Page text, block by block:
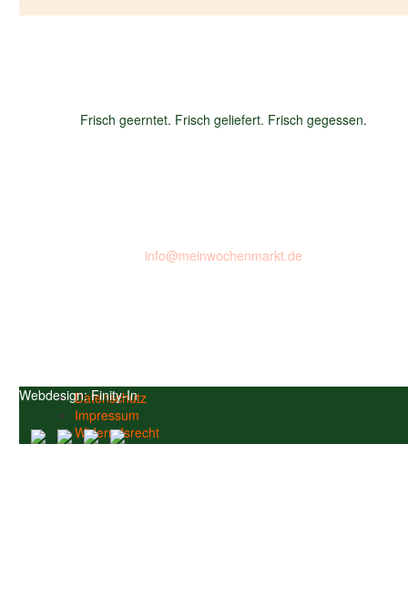
Frisch geerntet. Frisch geliefert. Frisch gegessen.
info@meinwochenmarkt.de
Webdesign:Finity-In
Datenschutz
Impressum
Widerrufsrecht